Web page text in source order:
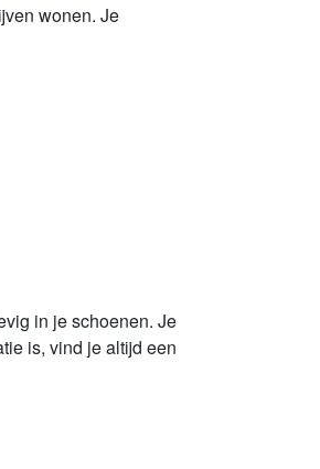
wonen. Je
in je schoenen. Je
is, vind je altijd een